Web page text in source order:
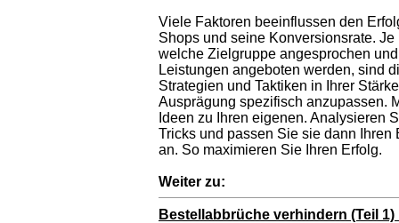
Viele Faktoren beeinflussen den
Shops und seine Konversionsrate. Je
welche Zielgruppe angesprochen
Leistungen angeboten werden, sind
Strategien und Taktiken in Ihrer
Ausprägung spezifisch anzupassen.
Ideen zu Ihren eigenen. Analysieren
Tricks und passen Sie sie dann Ihren
an. So maximieren Sie Ihren Erfolg.
Weiter zu:
Bestellabbrüche verhindern (Teil 1)